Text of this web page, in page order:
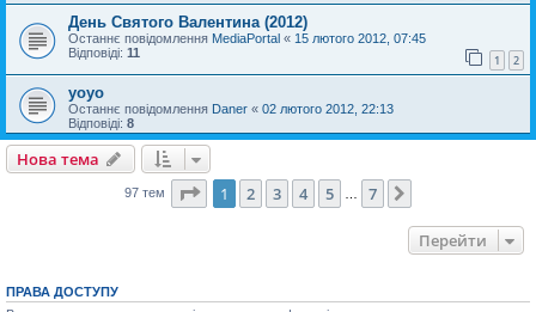
День Святого Валентина (2012)
Останнє повідомлення MediaPortal « 15 лютого 2012, 07:45
Відповіді: 11 1 2
yoyo
Останнє повідомлення Daner « 02 лютого 2012, 22:13
Відповіді: 8
Нова тема
97 тем Сторінка1 7
1 2 3 4 5 7
Перейти
ПРАВА ДОСТУПУ